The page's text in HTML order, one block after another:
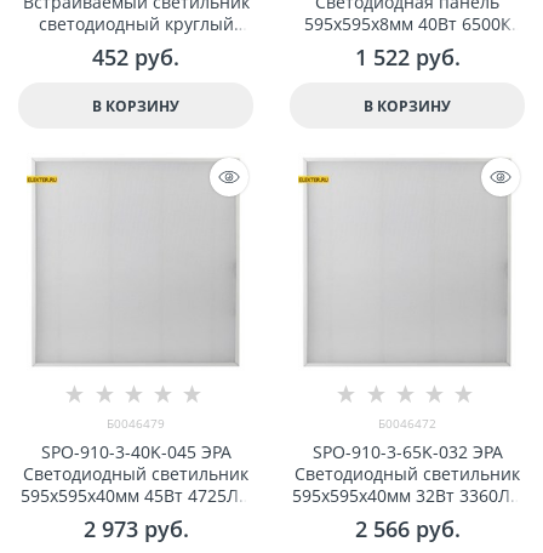
светодиодный круглый
16Вт регулируемый 220V
4000K арт Б0046899
452 руб.
В КОРЗИНУ
595x595x8мм 40Вт 6500К
3600Лм IP40 Белая без
драйвера арт Б0032635
1 522 руб.
В КОРЗИНУ
Б0046479
SPO-910-3-40K-045 ЭРА
Светодиодный светильник
595x595x40мм 45Вт 4725Лм
4000К микропризм с
проводом арт Б0046479
2 973 руб.
Б0046472
SPO-910-3-65K-032 ЭРА
Светодиодный светильник
595x595x40мм 32Вт 3360Лм
6500К микропризм с
проводом арт Б0046472
2 566 руб.